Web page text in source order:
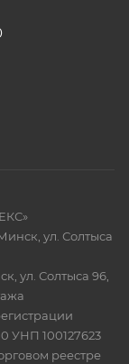
ул. Солтыса
ул. Солтыса 96,
УНП 100127623
реестре